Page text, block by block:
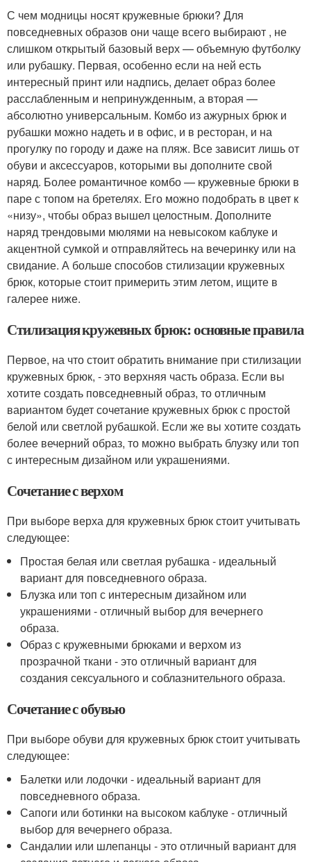
С чем модницы носят кружевные брюки? Для
повседневных образов они чаще всего выбирают , не
слишком открытый базовый верх — объемную футболку
или рубашку. Первая, особенно если на ней есть
интересный принт или надпись, делает образ более
расслабленным и непринужденным, а вторая —
абсолютно универсальным. Комбо из ажурных брюк и
рубашки можно надеть и в офис, и в ресторан, и на
прогулку по городу и даже на пляж. Все зависит лишь от
обуви и аксессуаров, которыми вы дополните свой
наряд. Более романтичное комбо — кружевные брюки в
паре с топом на бретелях. Его можно подобрать в цвет к
«низу», чтобы образ вышел целостным. Дополните
наряд трендовыми мюлями на невысоком каблуке и
акцентной сумкой и отправляйтесь на вечеринку или на
свидание. А больше способов стилизации кружевных
брюк, которые стоит примерить этим летом, ищите в
галерее ниже.
Стилизация кружевных брюк: основные правила
Первое, на что стоит обратить внимание при стилизации
кружевных брюк, - это верхняя часть образа. Если вы
хотите создать повседневный образ, то отличным
вариантом будет сочетание кружевных брюк с простой
белой или светлой рубашкой. Если же вы хотите создать
более вечерний образ, то можно выбрать блузку или топ
с интересным дизайном или украшениями.
Сочетание с верхом
При выборе верха для кружевных брюк стоит учитывать
следующее:
Простая белая или светлая рубашка - идеальный
вариант для повседневного образа.
Блузка или топ с интересным дизайном или
украшениями - отличный выбор для вечернего
образа.
Образ с кружевными брюками и верхом из
прозрачной ткани - это отличный вариант для
создания сексуального и соблазнительного образа.
Сочетание с обувью
При выборе обуви для кружевных брюк стоит учитывать
следующее:
Балетки или лодочки - идеальный вариант для
повседневного образа.
Сапоги или ботинки на высоком каблуке - отличный
выбор для вечернего образа.
Сандалии или шлепанцы - это отличный вариант для